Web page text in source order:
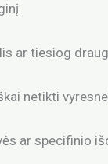
ar tiesiog
netikti
ar specifinio